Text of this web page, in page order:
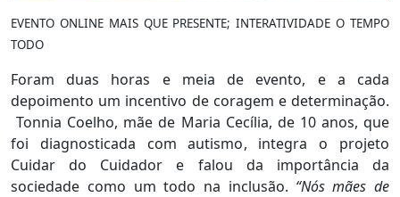
EVENTO ONLINE MAIS QUE PRESENTE; INTERATIVIDADE O TEMPO
TODO
Foram duas horas e meia de evento, e a cada
depoimento um incentivo de coragem e determinação.
Tonnia Coelho, mãe de Maria Cecília, de 10 anos, que
foi diagnosticada com autismo, integra o projeto
Cuidar do Cuidador e falou da importância da
sociedade como um todo na inclusão. “Nós mães de